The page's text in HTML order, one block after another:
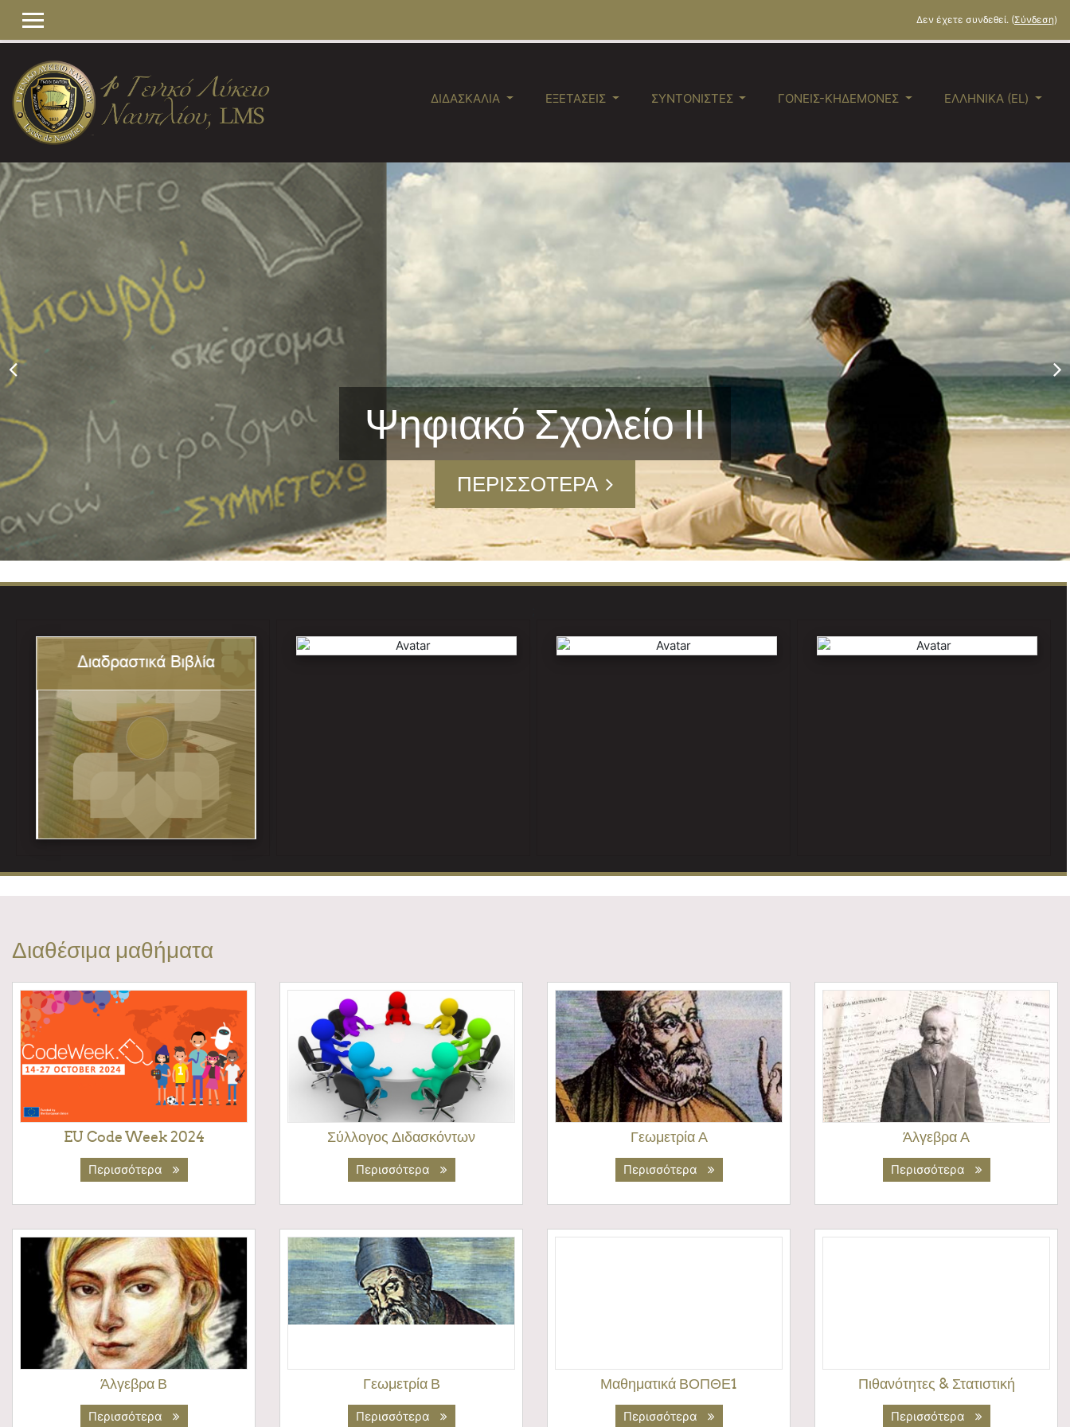
ΠΛΕΥΡΙΚΌΣ ΠΊΝΑΚΑΣ
Δεν έχετε συνδεθεί. (Σύνδεση)
ΔΙΔΑΣΚΑΛΊΑ ΕΞΕΤΆΣΕΙΣ ΣΥΝΤΟΝΙΣΤΈΣ ΓΟΝΕΊΣ-ΚΗΔΕΜΌΝΕΣ ΕΛΛΗΝΙΚΆ ‎(EL)‎
Ψηφιακό Σχολείο ΙΙ
ΠΕΡΙΣΣΌΤΕΡΑ
Διαδραστικά σχολικά βιβλία
Τράπεζα Θεμάτων
Θέματα Εξετάσεων
www.study4exams.gr
Διαθέσιμα μαθήματα
EU Code Week 2024
Περισσότερα
Σύλλογος Διδασκόντων
Περισσότερα
Γεωμετρία Α
Περισσότερα
Άλγεβρα Α
Περισσότερα
Άλγεβρα Β
Περισσότερα
Γεωμετρία Β
Περισσότερα
Μαθηματικά ΒΟΠΘΕ1
Περισσότερα
Πιθανότητες & Στατιστική
Περισσότερα